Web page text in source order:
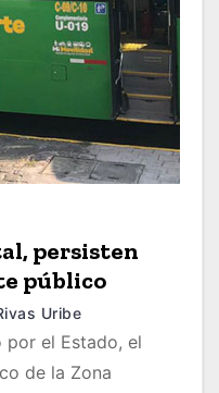
persisten
público
Uribe
por el Estado, el
de la Zona